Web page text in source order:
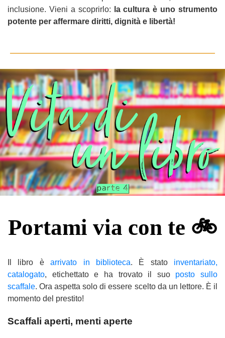
inclusione. Vieni a scoprirlo:
la cultura è uno strumento
potente per affermare diritti, dignità e libertà!
Portami via con te 🚲
Il libro èarrivato in biblioteca. È stato inventariato,
catalogato, etichettato e ha trovato il suo posto sullo
scaffale. Ora aspetta solo di essere scelto da un lettore. È il
momento del prestito!
Scaffali aperti, menti aperte